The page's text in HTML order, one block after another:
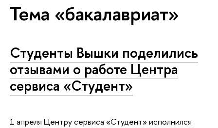
Тема «бакалавриат»
Студенты Вышки поделились
отзывами о работе Центра
сервиса «Студент»
1 апреля Центру сервиса «Студент» исполнился